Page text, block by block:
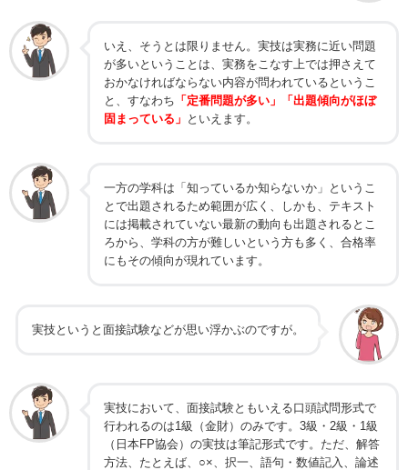
いえ、そうとは限りません。実技は実務に近い問題
が多いということは、実務をこなす上では押さえて
おかなければならない内容が問われているというこ
と、すなわち 「定番問題が多い」「出題傾向がほぼ
固まっている」 といえます。
一方の学科は「知っているか知らないか」というこ
とで出題されるため範囲が広く、しかも、テキスト
には掲載されていない最新の動向も出題されるとこ
ろから、学科の方が難しいという方も多く、合格率
にもその傾向が現れています。
実技というと面接試験などが思い浮かぶのですが。
実技において、面接試験ともいえる口頭試問形式で
行われるのは1級（金財）のみです。3級・2級・1級
（日本FP協会）の実技は筆記形式です。ただ、解答
方法、たとえば、○×、択一、語句・数値記入、論述